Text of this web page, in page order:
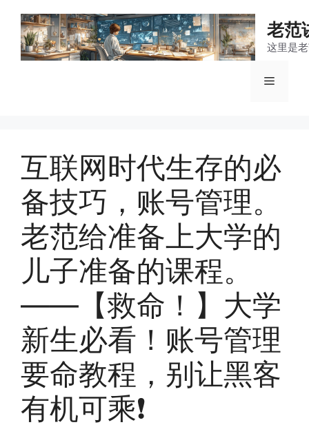
老范
这里是
菜
互联网时代生存的必
备技巧，账号管理。
老范给准备上大学的
儿子准备的课程。
——【救命！】大学
新生必看！账号管理
要命教程，别让黑客
有机可乘❗